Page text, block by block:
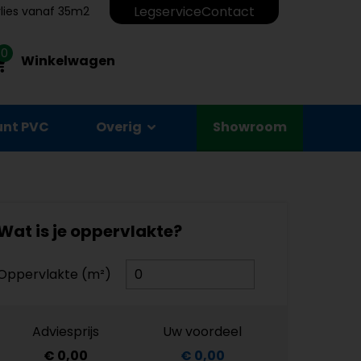
vanaf 35m2 LegserviceContact
0 Winkelwagen
PVC Overig Showroom
is je oppervlakte?
(m²)
Adviesprijs
€ 0,00
Uw voordeel
€ 0,00